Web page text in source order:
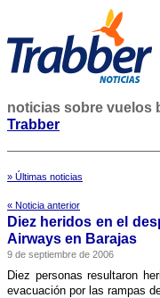
noticias sobre vuelos
Trabber
» Últimas noticias
« Noticia anterior
Diez heridos en el
Airways en Barajas
9 de septiembre de 2006
Diez personas resultaron
evacuación por las rampas